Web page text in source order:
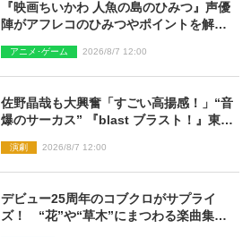
『映画ちいかわ 人魚の島のひみつ』声優
陣がアフレコのひみつやポイントを解
アニメ･ゲーム 2026/8/7 12:00
佐野晶哉も大興奮「すごい高揚感！」“音
爆のサーカス” 『blast ブラスト！』東京
演劇 2026/8/7 12:00
デビュー25周年のコブクロがサプライ
ズ！ “花”や“草木”にまつわる楽曲集め